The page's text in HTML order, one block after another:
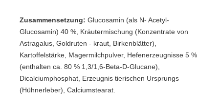
Zusammensetzung: Glucosamin (als N- Acetyl-
Glucosamin) 40 %, Kräutermischung (Konzentrate von
Astragalus, Goldruten - kraut, Birkenblätter),
Kartoffelstärke, Magermilchpulver, Hefenerzeugnisse 5 %
(enthalten ca. 80 % 1,3/1,6-Beta-D-Glucane),
Dicalciumphosphat, Erzeugnis tierischen Ursprungs
(Hühnerleber), Calciumstearat.